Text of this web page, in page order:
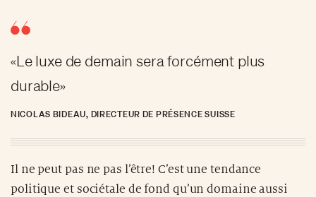
«Le luxe de demain sera forcément plus
durable»
NICOLAS BIDEAU, DIRECTEUR DE PRÉSENCE SUISSE
Il ne peut pas ne pas l’être! C’est une tendance
politique et sociétale de fond qu’un domaine aussi